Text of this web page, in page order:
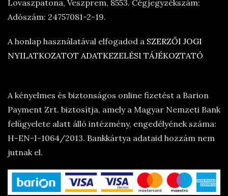
Lovaszpatona, Veszprem, 8553. Cégjegyzékszám:
Adószám: 24757081-2-19.
A honlap használatával elfogadod a SZERZŐI JOGI
NYILATKOZATOT ADATKEZELÉSI TÁJÉKOZTATÓ
A kényelmes és biztonságos online fizetést a Barion
Payment Zrt. biztosítja, amely a Magyar Nemzeti Bank
felügyelete alatt álló intézmény, engedélyének száma:
H-EN-I-1064/2013. Bankkártya adataid hozzám nem
jutnak el.